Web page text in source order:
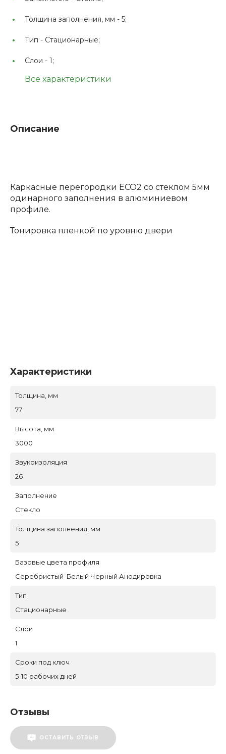
Толщина заполнения, мм - 5;
Тип - Стационарные;
Слои - 1;
Все характеристики
Описание
Каркасные перегородки ECO2 со стеклом 5мм
одинарного заполнения в алюминиевом
профиле.
Тонировка пленкой по уровню двери
Характеристики
Толщина, мм
77
Высота, мм
3000
Звукоизоляция
26
Заполнение
Стекло
Толщина заполнения, мм
5
Базовые цвета профиля
Серебристый Белый Черный Анодировка
Тип
Стационарные
Слои
1
Сроки под ключ
5-10 рабочих дней
Отзывы
ОСТАВИТЬ ОТЗЫВ